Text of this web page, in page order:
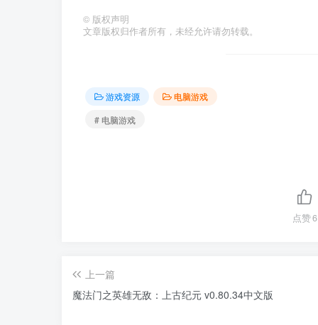
© 版权声明
文章版权归作者所有，未经允许请勿转载。
游戏资源
电脑游戏
# 电脑游戏
点赞6
上一篇
魔法门之英雄无敌：上古纪元 v0.80.34中文版